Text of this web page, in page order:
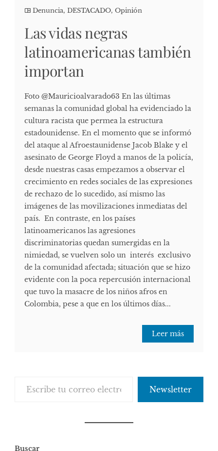
Denuncia, DESTACADO, Opinión
Las vidas negras
latinoamericanas también
importan
Foto @Mauricioalvarado63 En las últimas
semanas la comunidad global ha evidenciado la
cultura racista que permea la estructura
estadounidense. En el momento que se informó
del ataque al Afroestaunidense Jacob Blake y el
asesinato de George Floyd a manos de la policía,
desde nuestras casas empezamos a observar el
crecimiento en redes sociales de las expresiones
de rechazo de lo sucedido, así mismo las
imágenes de las movilizaciones inmediatas del
país. En contraste, en los países
latinoamericanos las agresiones
discriminatorias quedan sumergidas en la
nimiedad, se vuelven solo un interés exclusivo
de la comunidad afectada; situación que se hizo
evidente con la poca repercusión internacional
que tuvo la masacre de los niños afros en
Colombia, pese a que en los últimos días...
Leer más
Newsletter
Buscar